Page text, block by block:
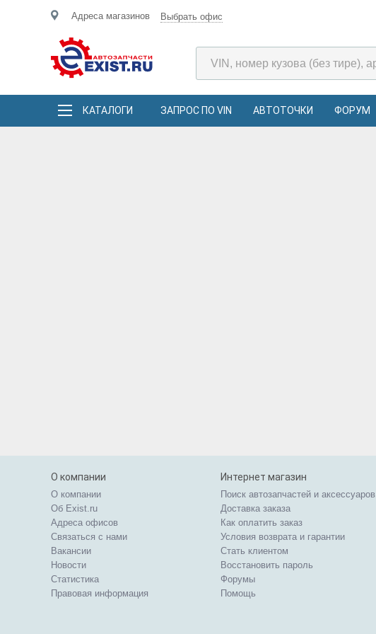
Адреса магазинов Выбрать офис
КАТАЛОГИ ЗАПРОС ПО VIN АВТОТОЧКИ ФОРУМ
О компании
О компании
Об Exist.ru
Адреса офисов
Связаться с нами
Вакансии
Новости
Статистика
Правовая информация
Интернет магазин
Поиск автозапчастей и аксессуаров
Доставка заказа
Как оплатить заказ
Условия возврата и гарантии
Стать клиентом
Восстановить пароль
Форумы
Помощь